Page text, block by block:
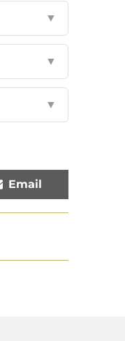
▼
▼
▼
Email